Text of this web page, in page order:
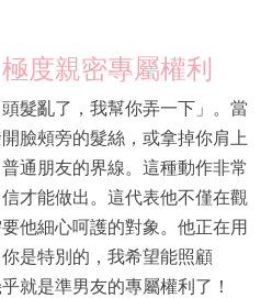
度親密專屬權利
髮亂了，我幫你弄一下」。當
臉頰旁的髮絲，或拿掉你肩上
通朋友的界線。這種動作非常
才能做出。這代表他不僅在觀
他細心呵護的對象。他正在用
是特別的，我希望能照顧
就是準男友的專屬權利了！